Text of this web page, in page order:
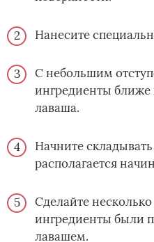
Нанесите
С небольшим
ингредиенты ближе
лаваша.
Начните
располагается
Сделайте
ингредиенты были
лавашем.